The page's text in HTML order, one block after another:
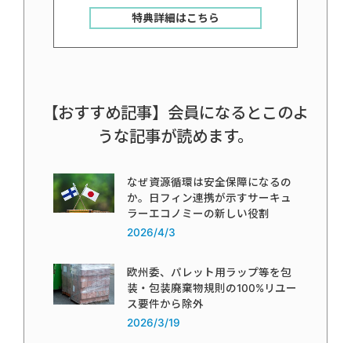
特典詳細はこちら
【おすすめ記事】会員になるとこのよ
うな記事が読めます。
なぜ資源循環は安全保障になるの
か。日フィン連携が示すサーキュ
ラーエコノミーの新しい役割
2026/4/3
欧州委、パレット用ラップ等を包
装・包装廃棄物規則の100%リユー
ス要件から除外
2026/3/19